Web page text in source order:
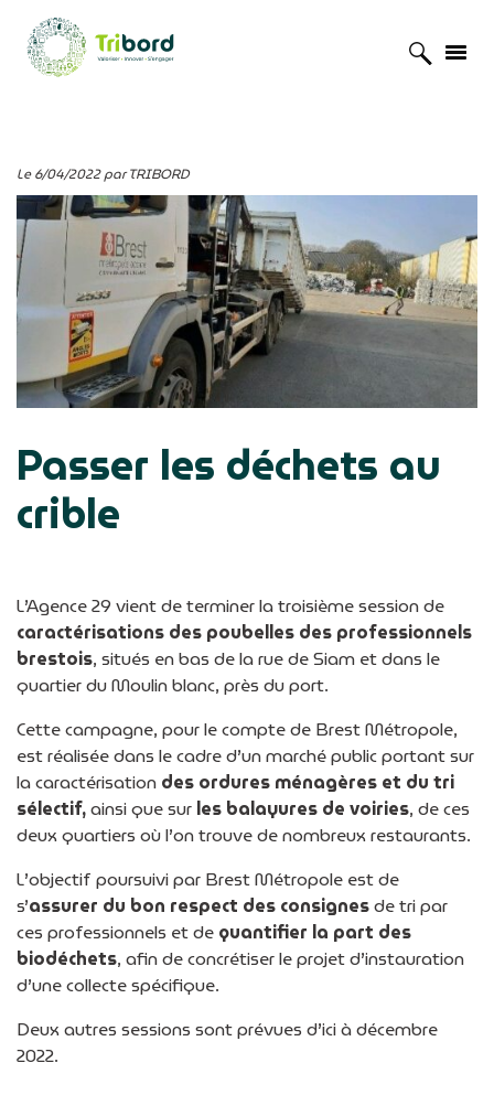
Accueil»
Le 6/04/2022 par TRIBORD
Passer les déchets au
crible
L’Agence 29 vient de terminer la troisième session de
caractérisations des poubelles des professionnels
brestois, situés en bas de la rue de Siam et dans le
quartier du Moulin blanc, près du port.
Cette campagne, pour le compte de Brest Métropole,
est réalisée dans le cadre d’un marché public portant sur
la caractérisation des ordures ménagères et du tri
sélectif,ainsi que sur les balayures de voiries, de ces
deux quartiers où l’on trouve de nombreux restaurants.
L’objectif poursuivi par Brest Métropole est de
s’assurer du bon respect des consignesde tri par
ces professionnels et de quantifier la part des
biodéchets, afin de concrétiser le projet d’instauration
d’une collecte spécifique.
Deux autres sessions sont prévues d’ici à décembre
2022.